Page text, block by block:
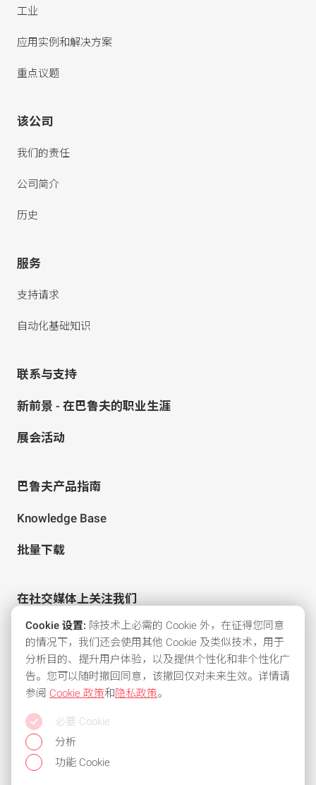
工业
应用实例和解决方案
重点议题
该公司
我们的责任
公司简介
历史
服务
支持请求
自动化基础知识
联系与支持
新前景 - 在巴鲁夫的职业生涯
展会活动
巴鲁夫产品指南
Knowledge Base
批量下载
在社交媒体上关注我们
所有常用支付方式
保持灵活性，使用以下付款方式之一：
Cookie 设置: 除技术上必需的 Cookie 外，在征得您同意
的情况下，我们还会使用其他 Cookie 及类似技术，用于
分析目的、提升用户体验，以及提供个性化和非个性化广
告。您可以随时撤回同意，该撤回仅对未来生效。详情请
参阅 Cookie 政策和隐私政策。
必要 Cookie
分析
功能 Cookie